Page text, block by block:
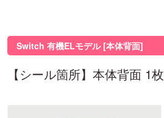
Switch 有機ELモデル [本体背面]
【シール箇所】本体背面 1枚